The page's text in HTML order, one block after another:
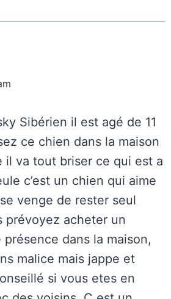
Sibérien il est agé de 11
ce chien dans la maison
il va tout briser ce qui est a
c’est un chien qui aime
venge de rester seul
prévoyez acheter un
dans la maison,
malice mais jappe et
si vous etes en